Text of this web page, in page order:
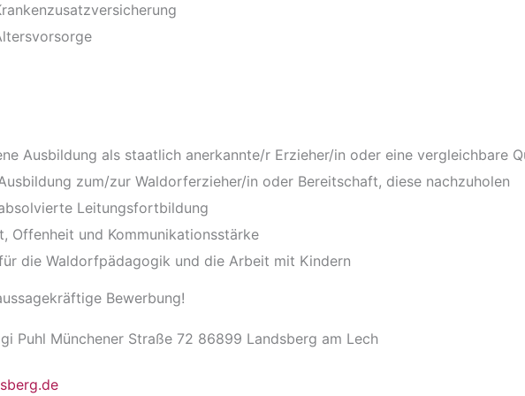
Ausbildung als staatlich anerkannte/r Erzieher/in oder eine vergleichbare
zum/zur Waldorferzieher/in oder Bereitschaft, diese nachzuholen
Leitungsfortbildung
Offenheit und Kommunikationsstärke
die Waldorfpädagogik und die Arbeit mit Kindern
Bewerbung!
Puhl Münchener Straße 72 86899 Landsberg am Lech